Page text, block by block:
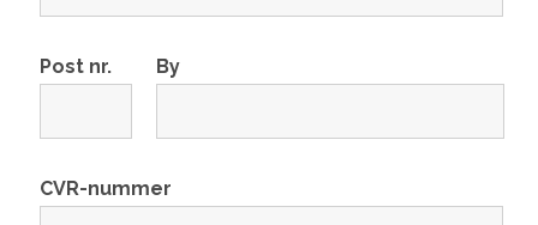
Post nr. By
CVR-nummer